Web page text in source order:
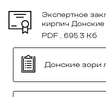
Экспертное
кирпич Донские
PDF , 695.3 Кб
Донские зори